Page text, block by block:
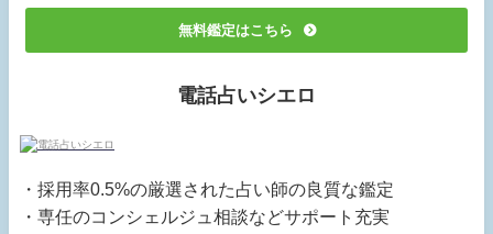
無料鑑定はこちら
電話占いシエロ
・採用率0.5%の厳選された占い師の良質な鑑定
・専任のコンシェルジュ相談などサポート充実